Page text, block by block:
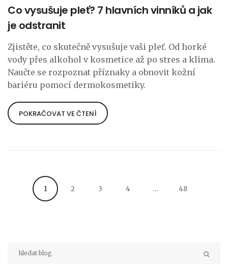
Co vysušuje pleť? 7 hlavních vinníků a jak
je odstranit
Zjistěte, co skutečně vysušuje vaši pleť. Od horké
vody přes alkohol v kosmetice až po stres a klima.
Naučte se rozpoznat příznaky a obnovit kožní
bariéru pomocí dermokosmetiky.
POKRAČOVAT VE ČTENÍ
1 2 3 4 … 48